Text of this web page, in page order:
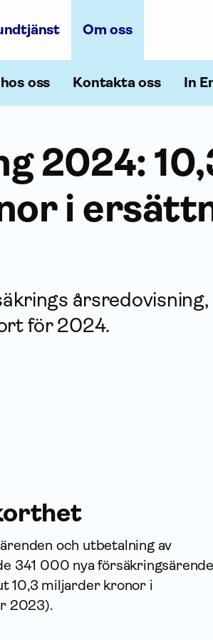
Om oss
oss Kontakta oss In
2024:
i
för 2024.
och utbetalning av
341 000 nya
10,3 miljarder kronor i
2023).